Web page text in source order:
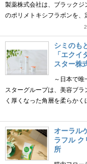
製薬株式会社は、ブラック
のポリメトキシフラボンを
シミのも
「エク
スター株
～日本で唯
スターグループは、美容ブ
く厚くなった角層を柔らか
オーラル
ラフル ク
所